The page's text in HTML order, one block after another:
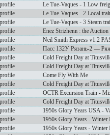
profile
Le Tue-Vaques - 1 Low
profile
Le Tue-Vaques - 2 Local
profile
Le Tue-Vaques - 3 Steam
profile
Enez Strizhenn : the Auction
profile
Neil Smith Express v1.2
profile
Пасс 132У Рязань-2 —
profile
Cold Freight Day at
profile
Cold Freight Day at
profile
Come Fly With Me
profile
Cold Freight Day at
profile
OCTR Excursion Train -
profile
Cold Freight Day at
profile
1950s Glory Years USA -
profile
1950s Glory Years - Winter
profile
1950s Glory Years - Winter